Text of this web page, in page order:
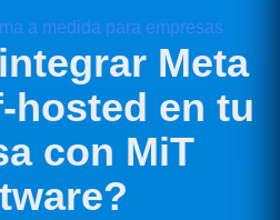
a medida para empresas
Meta
hosted en tu
con MiT